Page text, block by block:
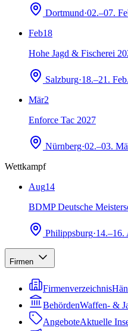
Dortmund·02.–07.
Feb18
Hohe Jagd & Fischerei
Salzburg·18.–21.
Mär2
Enforce Tac 2027
Nürnberg·02.–03.
Wettkampf
Aug14
BDMP Deutsche
Philippsburg·14.–16.
Firmen
Firmenverzeichnis
BehördenWaffen- &
AngeboteAktuelle